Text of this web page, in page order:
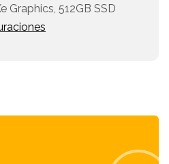
Graphics, 512GB SSD